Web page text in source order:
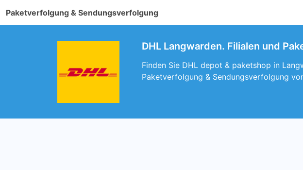
Paketverfolgung & Sendungsverfolgung
DHL Langwarden. Filialen und
Finden Sie DHL depot & paketshop in
Paketverfolgung & Sendungsverfolgung